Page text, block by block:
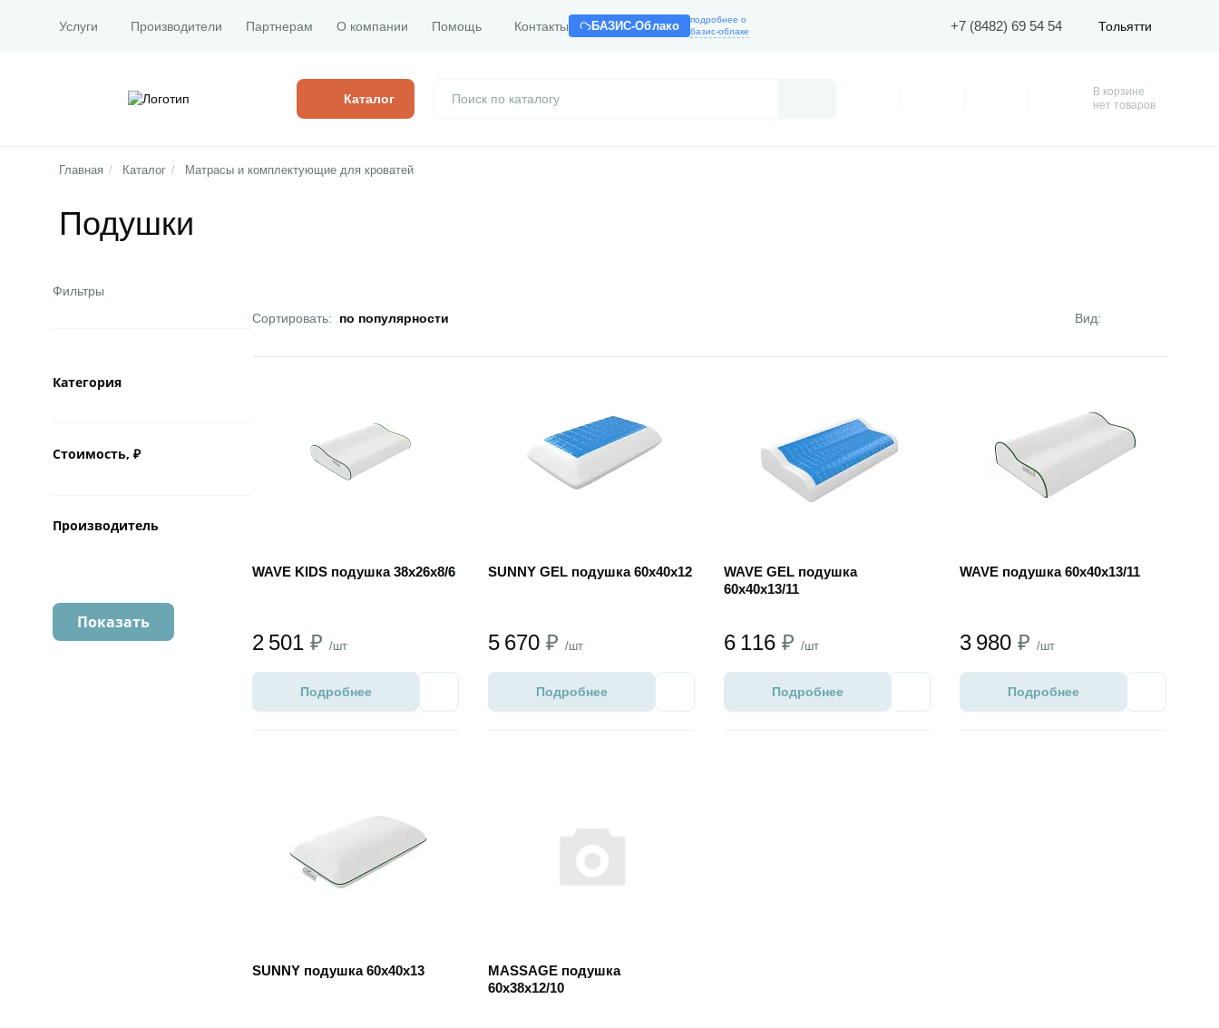
Услуги Производители Партнерам О компании Помощь Контакты БАЗИС-Облако
подробнее о
базис-облаке
+7 (8482) 69 54 54 Тольятти
Каталог Корзина
В корзине
нет товаров
Главная / Каталог / Матрасы и комплектующие для кроватей
Подушки
Фильтры
Категория
Стоимость, ₽
Производитель
Сортировать: по популярности Вид:
WAVE KIDS подушка 38х26х8/6
2 501 ₽ /шт
Подробнее
SUNNY GEL подушка 60х40х12
5 670 ₽ /шт
Подробнее
WAVE GEL подушка
60х40х13/11
6 116 ₽ /шт
Подробнее
WAVE подушка 60х40х13/11
3 980 ₽ /шт
Подробнее
SUNNY подушка 60х40х13
MASSAGE подушка
60х38х12/10